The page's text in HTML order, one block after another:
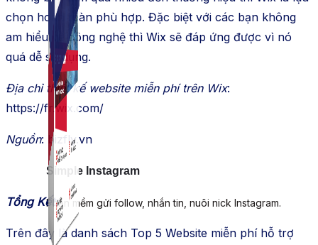
Simple Instagram
Phần mềm gửi follow, nhắn tin, nuôi nick Instagram.
chọn hoàn toàn phù hợp. Đặc biệt với các bạn không
am hiểu về công nghệ thì Wix sẽ đáp ứng được vì nó
quá dễ sử dụng.
Địa chỉ thiết kế website miễn phí trên Wix:
https://fr.wix.com/
Nguồn: bizfly.vn
Tổng Kết:
Trên đây là danh sách Top 5 Website miễn phí hỗ trợ